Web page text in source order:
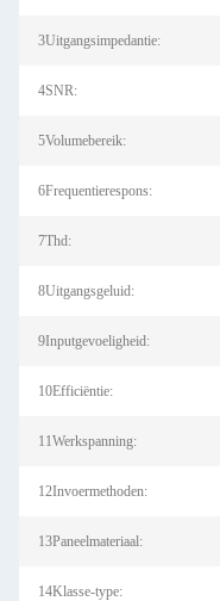
3Uitgangsimpedantie:
4SNR:
5Volumebereik:
6Frequentierespons:
7Thd:
8Uitgangsgeluid:
9Inputgevoeligheid:
10Efficiëntie:
11Werkspanning:
12Invoermethoden:
13Paneelmateriaal:
14Klasse-type: